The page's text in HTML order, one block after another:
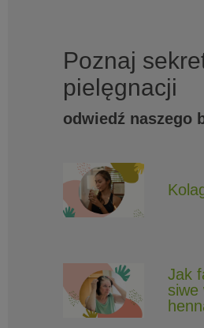
Poznaj
pielęgnacji
odwiedź naszego
Jak
siwe